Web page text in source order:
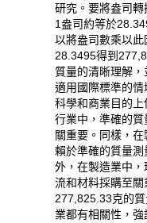
研究。要將盎司
1盎司約等於
以將盎司數乘以
28.3495得到
質量的清晰理解
適用國際標準的
科學和商業目的
行業中，準確的
關重要。同樣，
賴於準確的質量
外，在製造業中
流和材料採購至
277,825.33克的
業都有相關性，